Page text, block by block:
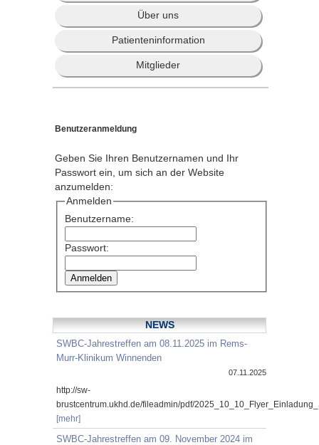
Über uns
Patienteninformation
Mitglieder
Benutzeranmeldung
Geben Sie Ihren Benutzernamen und Ihr
Passwort ein, um sich an der Website
anzumelden:
Anmelden
Benutzername:
Passwort:
NEWS
SWBC-Jahrestreffen am 08.11.2025 im Rems-
Murr-Klinikum Winnenden
07.11.2025
http://sw-
brustcentrum.ukhd.de/fileadmin/pdf/
[mehr]
SWBC-Jahrestreffen am 09. November 2024 im